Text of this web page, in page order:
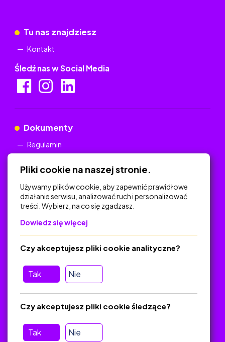
Tu nas znajdziesz
Kontakt
Śledź nas w Social Media
Dokumenty
Regulamin
Na skróty
Polityka Prywatności
Regulamin
O platformie
Baza materiałów dydaktycznych
Jak zostać autorem
FAQ
Pliki cookie na naszej stronie.
Używamy plików cookie, aby zapewnić prawidłowe
działanie serwisu, analizować ruch i personalizować
treści. Wybierz, na co się zgadzasz.
Dowiedz się więcej
Tak Nie
Czy akceptujesz pliki cookie analityczne?
Tak Nie
Czy akceptujesz pliki cookie śledzące?